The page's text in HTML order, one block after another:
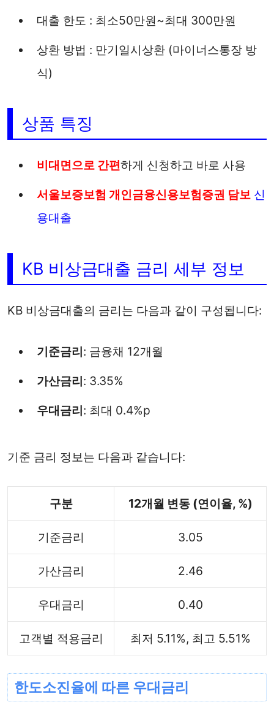
대출 한도 : 최소50만원~최대 300만원
상환 방법 : 만기일시상환 (마이너스통장 방
식)
상품 특징
비대면으로 간편하게 신청하고 바로 사용
서울보증보험 개인금융신용보험증권 담보 신
용대출
KB 비상금대출 금리 세부 정보
KB 비상금대출의 금리는 다음과 같이 구성됩니다:
기준금리: 금융채 12개월
가산금리: 3.35%
우대금리: 최대 0.4%p
기준 금리 정보는 다음과 같습니다:
구분 12개월 변동 (연이율, %)
기준금리 3.05
가산금리 2.46
우대금리 0.40
고객별 적용금리 최저 5.11%, 최고 5.51%
한도소진율에 따른 우대금리